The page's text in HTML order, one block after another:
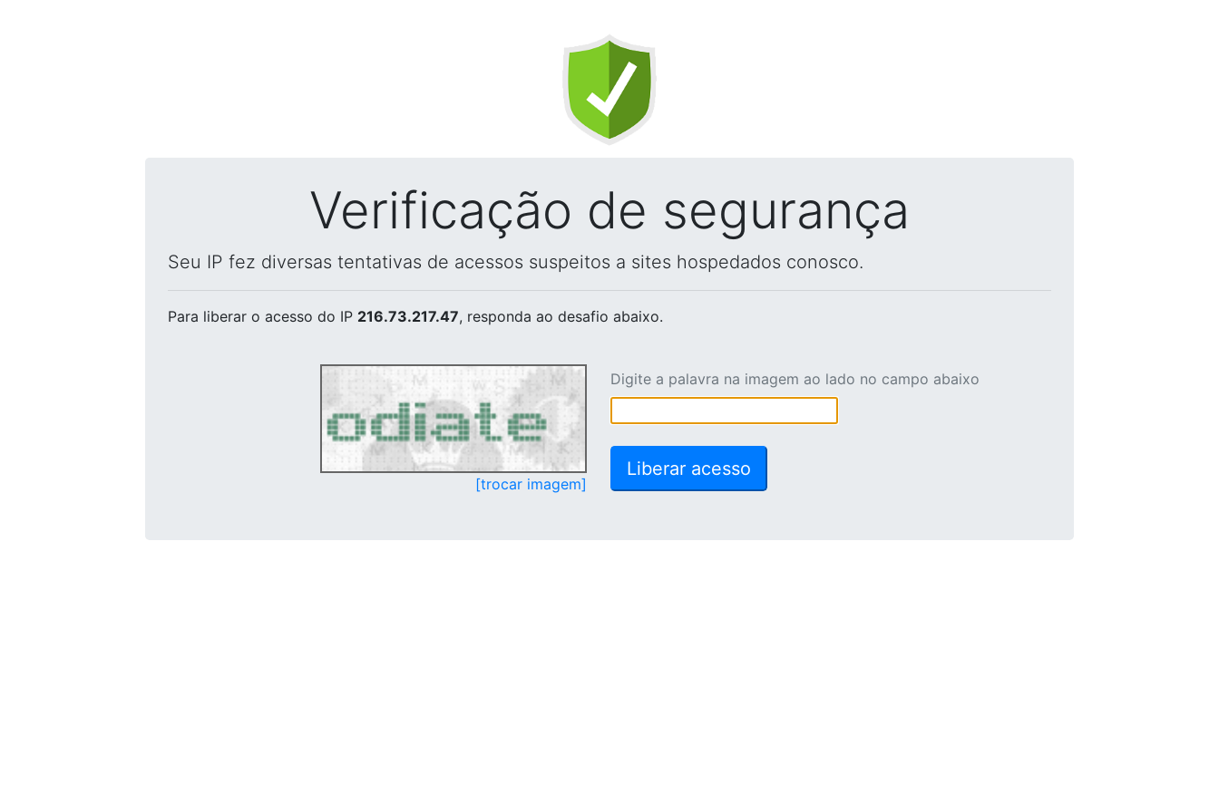
Verificação de segurança
Seu IP fez diversas tentativas de acessos suspeitos a sites hospedados conosco.
Para liberar o acesso do IP 216.73.217.47, responda ao desafio abaixo.
[trocar imagem]
Digite a palavra na imagem ao lado no campo abaixo